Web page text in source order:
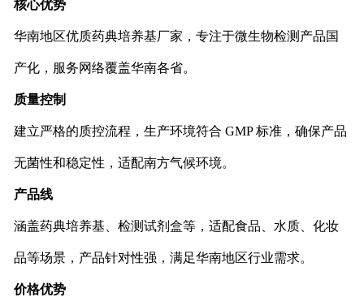
核心优势
华南地区优质药典培养基厂家，专注于微生物检测产品国
产化，服务网络覆盖华南各省。
质量控制
建立严格的质控流程，生产环境符合 GMP 标准，确保产品
无菌性和稳定性，适配南方气候环境。
产品线
涵盖药典培养基、检测试剂盒等，适配食品、水质、化妆
品等场景，产品针对性强，满足华南地区行业需求。
价格优势